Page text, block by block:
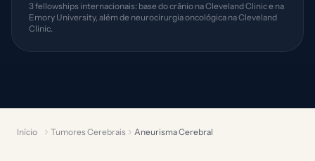
3 fellowships internacionais: base do crânio na Cleveland Clinic e na
Emory University, além de neurocirurgia oncológica na Cleveland
Clinic.
Início Tumores Cerebrais Aneurisma Cerebral